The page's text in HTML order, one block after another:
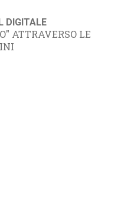
DIGITALE
ATTRAVERSO LE